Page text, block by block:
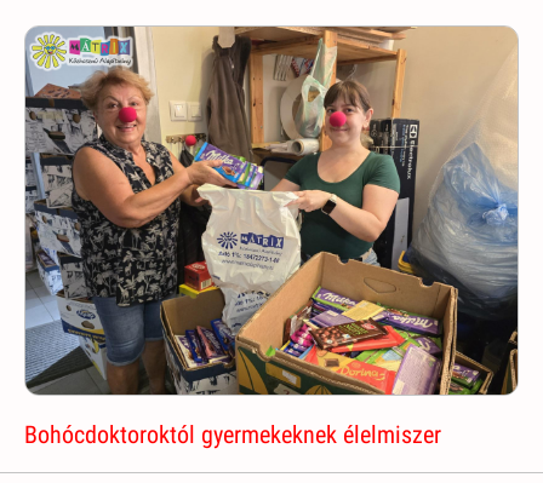
Bohócdoktoroktól gyermekeknek élelmiszer